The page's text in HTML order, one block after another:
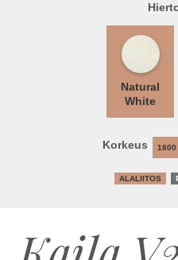
Natural
White
Korkeus 1800
ALALIITOS